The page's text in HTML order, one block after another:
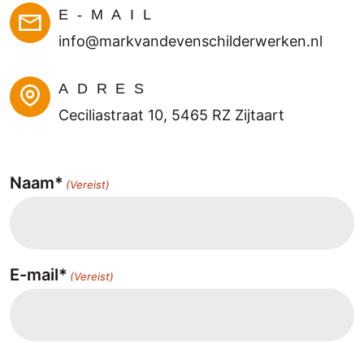
E-MAIL
info@markvandevenschilderwerken.nl
ADRES
Ceciliastraat 10, 5465 RZ Zijtaart
Naam* (Vereist)
E-mail* (Vereist)